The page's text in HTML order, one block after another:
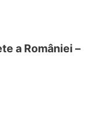
a României –